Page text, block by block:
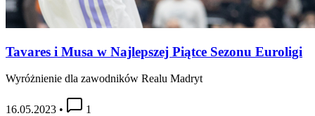
Tavares i Musa w Najlepszej Piątce Sezonu Euroligi
Wyróżnienie dla zawodników Realu Madryt
16.05.2023 • 1